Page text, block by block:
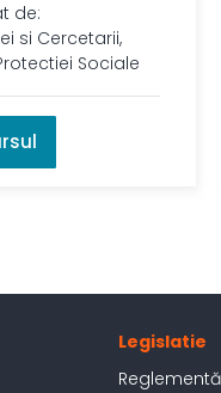
de:
si Cercetarii,
Sociale
Legislatie